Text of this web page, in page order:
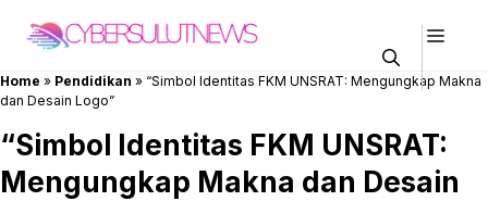
Home » Pendidikan » “Simbol Identitas FKM UNSRAT: Mengungkap Makna
dan Desain Logo”
“Simbol Identitas FKM UNSRAT:
Mengungkap Makna dan Desain